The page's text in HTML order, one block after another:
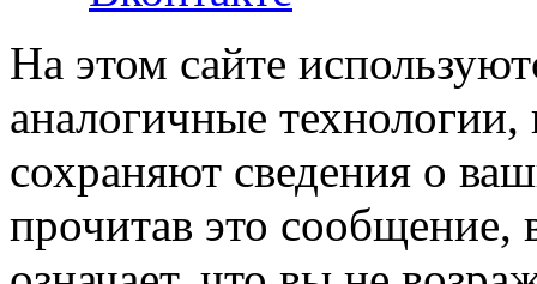
На этом сайте
аналогичные технологии,
сохраняют сведения о
прочитав это сообщение,